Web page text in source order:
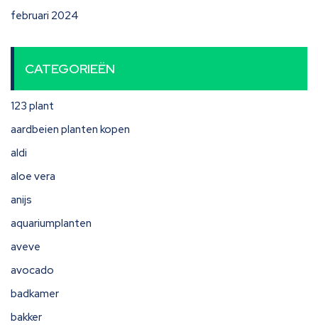
februari 2024
CATEGORIEËN
123 plant
aardbeien planten kopen
aldi
aloe vera
anijs
aquariumplanten
aveve
avocado
badkamer
bakker